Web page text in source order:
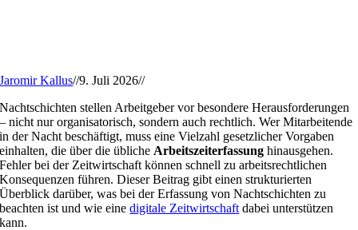
Jaromir Kallus//9. Juli 2026//
Nachtschichten stellen Arbeitgeber vor besondere Herausforderungen
– nicht nur organisatorisch, sondern auch rechtlich. Wer Mitarbeitende
in der Nacht beschäftigt, muss eine Vielzahl gesetzlicher Vorgaben
einhalten, die über die übliche Arbeitszeiterfassung hinausgehen.
Fehler bei der Zeitwirtschaft können schnell zu arbeitsrechtlichen
Konsequenzen führen. Dieser Beitrag gibt einen strukturierten
Überblick darüber, was bei der Erfassung von Nachtschichten zu
beachten ist und wie einedigitale Zeitwirtschaft dabei unterstützen
kann.